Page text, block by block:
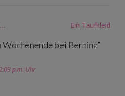
Ein Taufkleid
Wochenende bei Bernina”
p.m. Uhr